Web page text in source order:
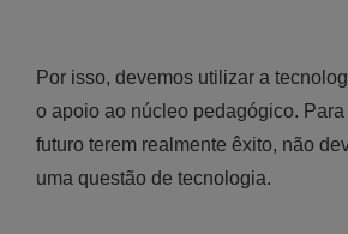
Por isso, devemos utilizar a
o apoio ao núcleo pedagógico.
futuro terem realmente êxito, não
uma questão de tecnologia.